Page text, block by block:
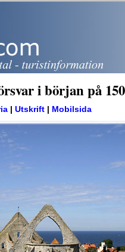
i början på
Utskrift Mobilsida